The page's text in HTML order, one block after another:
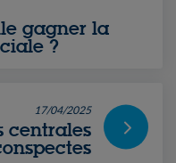
gagner la
?
17/04/2025
centrales